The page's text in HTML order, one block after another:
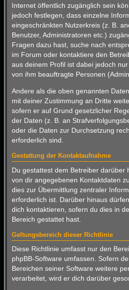
Internet öffentlich zugänglich sein
jedoch festlegen, dass einzelne
eingeschränkten Nutzerkreis (z. B.
Benutzer, Administratoren etc.)
Fragen dazu hast, suche nach
im Forum oder kontaktiere den
aus deinem Profil ist dabei jedoch
von ihm beauftragte Personen
Andere als die oben genannten
mit deiner Zustimmung an Dritte
sofern er auf Grund gesetzlicher
der Daten (z. B. an
oder die Daten zur Durchsetzung
erforderlich sind.
Gestattung der Kontaktaufnahme
Du gestattest dem Betreiber darüber
von dir angegebenen Kontaktdaten
dies zur Übermittlung zentraler
erforderlich ist. Darüber hinaus
dich kontaktieren, sofern du dies in
Bereich gestattet hast.
Geltungsbereich dieser Richtlinie
Diese Richtlinie umfasst nur den
phpBB-Software umfassen. Sofern
Bereichen seiner Software weitere
verarbeitet, wird er dich darüber